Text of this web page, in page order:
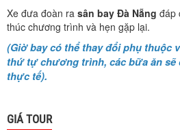
Xe đưa đoàn ra sân bay Đà Nẵng đáp
thúc chương trình và hẹn gặp lại.
(Giờ bay có thể thay đổi phụ thuộc
thứ tự chương trình, các bữa ăn sẽ
thực tế).
GIÁ TOUR